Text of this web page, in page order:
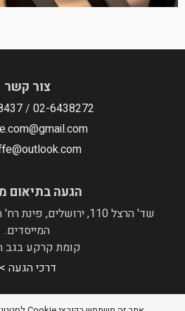
צור קשר
02-6438272
/
הגעה בתיאום
שד' הרצל 110, ירושלים,
המייסדים.
קומת קרקע בגב
דרכי הגעה >